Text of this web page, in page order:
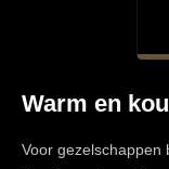
Warm en
Voor gezelschappen